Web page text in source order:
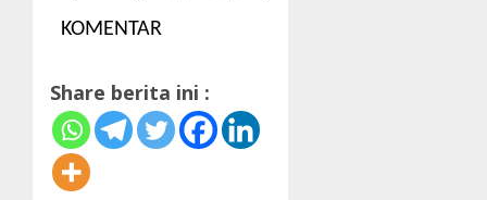
KOMENTAR
Share berita ini :